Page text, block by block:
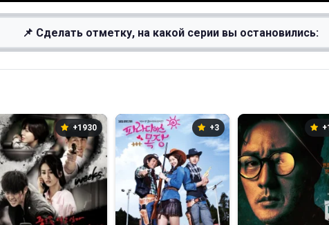
📌 Сделать отметку, на какой серии вы остановились:
+1930 +3